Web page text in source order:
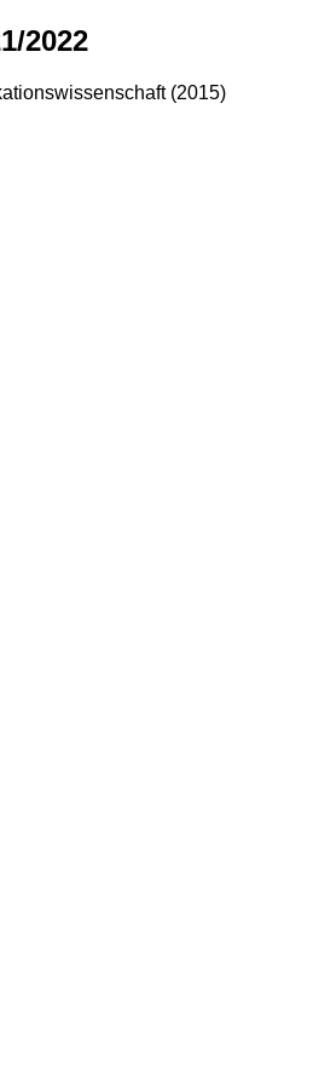
2022
(2015)